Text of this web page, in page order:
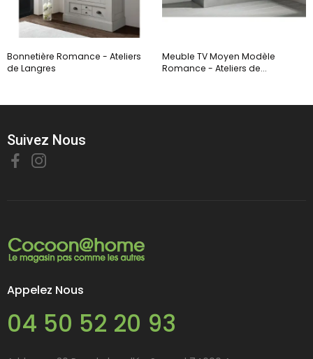
Bonnetière Romance - Ateliers
de Langres
Meuble TV Moyen Modèle
Romance - Ateliers de...
Suivez Nous
Appelez Nous
04 50 52 20 93